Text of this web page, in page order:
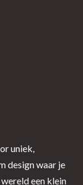
uniek,
design waar je
een klein